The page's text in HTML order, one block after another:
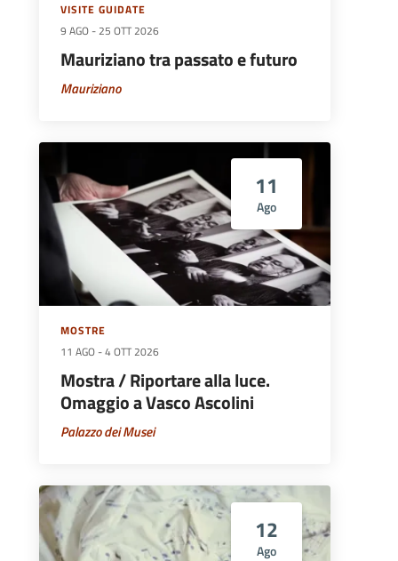
VISITE GUIDATE
9 AGO -25 OTT 2026
Mauriziano tra passato e futuro
Mauriziano
11
Ago
MOSTRE
11 AGO -4 OTT 2026
Mostra / Riportare alla luce.
Omaggio a Vasco Ascolini
Palazzo dei Musei
12
Ago